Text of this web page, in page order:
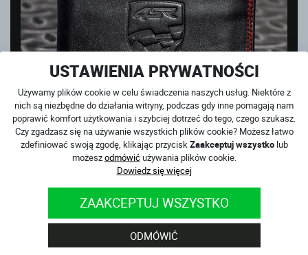
USTAWIENIA PRYWATNOŚCI
Używamy plików cookie w celu świadczenia naszych usług. Niektóre z
nich są niezbędne do działania witryny, podczas gdy inne pomagają nam
poprawić komfort użytkowania i szybciej dotrzeć do tego, czego szukasz.
Czy zgadzasz się na używanie wszystkich plików cookie? Możesz łatwo
zdefiniować swoją zgodę, klikając przycisk Zaakceptuj wszystkolub
możeszodmówićużywania plików cookie.
Dowiedz się więcej
ZAAKCEPTUJ WSZYSTKO
ODMÓWIĆ
PORTFEL MONEY MAKER
na magazynie